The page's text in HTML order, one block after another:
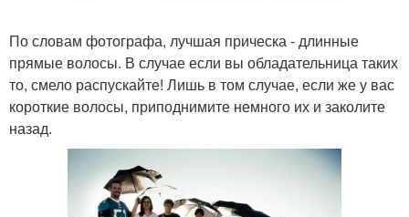
По словам фотографа, лучшая прическа - длинные
прямые волосы. В случае если вы обладательница таких
то, смело распускайте! Лишь в том случае, если же у вас
короткие волосы, приподнимите немного их и заколите
назад.